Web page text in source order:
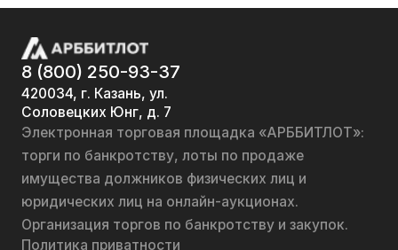
8 (800) 250-93-37
420034, г. Казань, ул.
Соловецких Юнг, д. 7
Электронная торговая площадка «АРББИТЛОТ»:
торги по банкротству, лоты по продаже
имущества должников физических лиц и
юридических лиц на онлайн-аукционах.
Организация торгов по банкротству и закупок.
Политика приватности